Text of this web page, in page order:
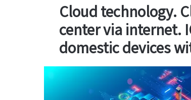
Cloud technology.
center via internet.
domestic devices